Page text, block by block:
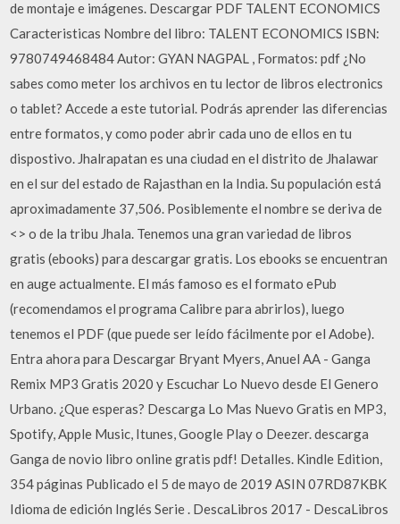
de montaje e imágenes. Descargar PDF TALENT ECONOMICS
Caracteristicas Nombre del libro: TALENT ECONOMICS ISBN:
9780749468484 Autor: GYAN NAGPAL , Formatos: pdf ¿No
sabes como meter los archivos en tu lector de libros electronics
o tablet? Accede a este tutorial. Podrás aprender las diferencias
entre formatos, y como poder abrir cada uno de ellos en tu
dispostivo. Jhalrapatan es una ciudad en el distrito de Jhalawar
en el sur del estado de Rajasthan en la India. Su populación está
aproximadamente 37,506. Posiblemente el nombre se deriva de
< > o de la tribu Jhala. Tenemos una gran variedad de libros
gratis (ebooks) para descargar gratis. Los ebooks se encuentran
en auge actualmente. El más famoso es el formato ePub
(recomendamos el programa Calibre para abrirlos), luego
tenemos el PDF (que puede ser leído fácilmente por el Adobe).
Entra ahora para Descargar Bryant Myers, Anuel AA - Ganga
Remix MP3 Gratis 2020 y Escuchar Lo Nuevo desde El Genero
Urbano. ¿Que esperas? Descarga Lo Mas Nuevo Gratis en MP3,
Spotify, Apple Music, Itunes, Google Play o Deezer. descarga
Ganga de novio libro online gratis pdf! Detalles. Kindle Edition,
354 páginas Publicado el 5 de mayo de 2019 ASIN 07RD87KBK
Idioma de edición Inglés Serie . DescaLibros 2017 - DescaLibros